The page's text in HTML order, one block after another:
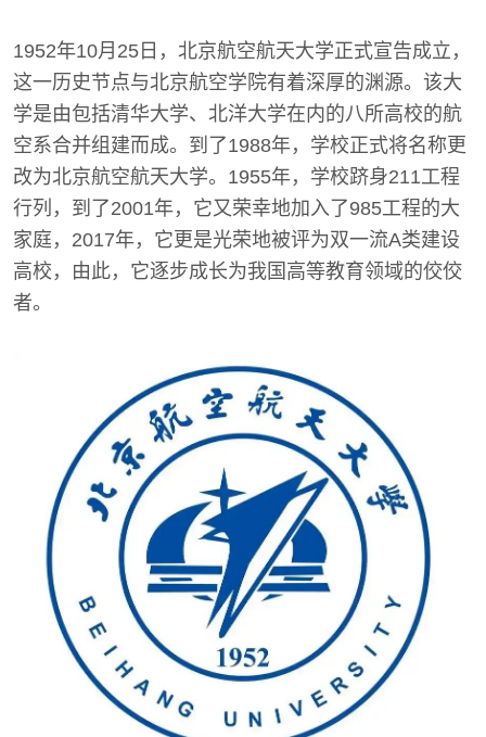
1952年10月25日，北京航空航天大学正式宣告成立，
这一历史节点与北京航空学院有着深厚的渊源。该大
学是由包括清华大学、北洋大学在内的八所高校的航
空系合并组建而成。到了1988年，学校正式将名称更
改为北京航空航天大学。1955年，学校跻身211工程
行列，到了2001年，它又荣幸地加入了985工程的大
家庭，2017年，它更是光荣地被评为双一流A类建设
高校，由此，它逐步成长为我国高等教育领域的佼佼
者。